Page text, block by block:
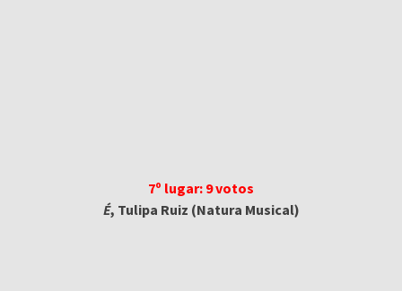
7º lugar: 9 votos
É, Tulipa Ruiz (Natura Musical)